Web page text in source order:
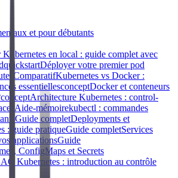
et pour débutants
Kubernetes en local : guide complet avec
quickstartDéployer votre premier pod
ComparatifKubernetes vs Docker :
essentiellesconceptDocker et conteneurs
conceptArchitecture Kubernetes : control-
Aide-mémoirekubectl : commandes
Guide completDeployments et
: guide pratiqueGuide completServices
applicationsGuide
ConfigMaps et Secrets
Kubernetes : introduction au contrôle